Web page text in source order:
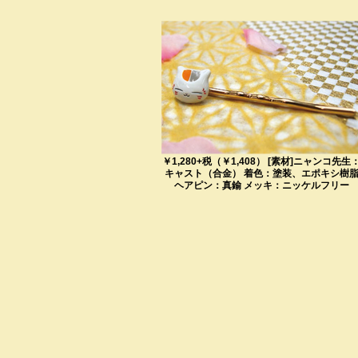
￥1,280+税（￥1,408） [素材]ニャンコ先生
キャスト（合金） 着色：塗装、エポキシ樹脂
ヘアピン：真鍮 メッキ：ニッケルフリー